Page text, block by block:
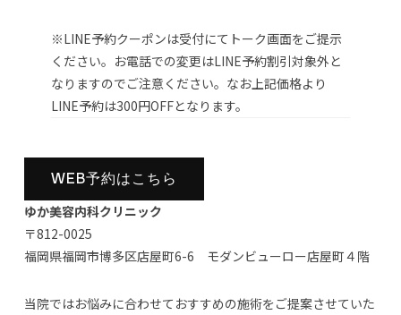
※LINE予約クーポンは受付にてトーク画面をご提示
ください。お電話での変更はLINE予約割引対象外と
なりますのでご注意ください。なお上記価格より
LINE予約は300円OFFとなります。
WEB予約はこちら
ゆか美容内科クリニック
〒812-0025
福岡県福岡市博多区店屋町6-6 モダンビューロー店屋町４階
当院ではお悩みに合わせておすすめの施術をご提案させていた